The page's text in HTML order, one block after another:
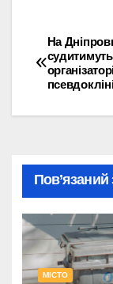
На
судитимуть
Пов’язаний
МІСТО